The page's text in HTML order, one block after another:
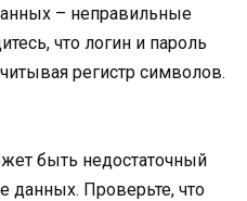
– неправильные
что логин и пароль
регистр символов.
быть недостаточный
данных. Проверьте, что